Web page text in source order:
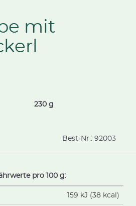
mit
230 g
Best-Nr.: 92003
pro 100 g:
159 kJ (38 kcal)